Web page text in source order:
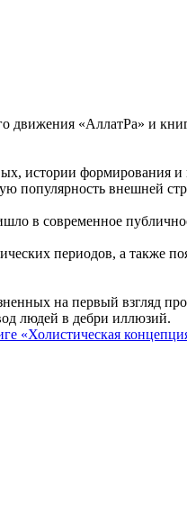
движения «АллатРа» и
истории формирования и
популярность внешней
в современное
периодов, а также
на первый взгляд
людей в дебри иллюзий.
«Холистическая